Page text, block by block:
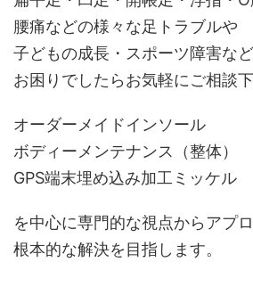
腰痛などの様々な足トラブルや
子どもの成長・スポーツ障害な
お困りでしたらお気軽にご相談下
オーダーメイドインソール
ボディーメンテナンス（整体）
GPS端末埋め込み加工ミッケル
を中心に専門的な視点からアプロ
根本的な解決を目指します。